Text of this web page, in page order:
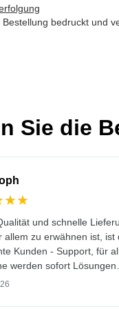
bedruckt und
Sie die
★★
und schnelle
allem zu erwähnen ist, ist
Kunden - Support, für
werden sofort Lösungen
Keine KI Gespräche.